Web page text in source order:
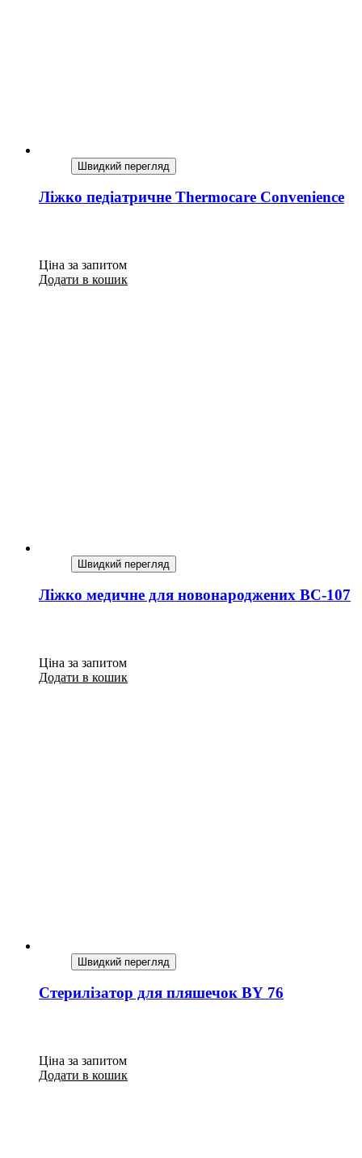
Швидкий перегляд
Ліжко педіатричне Thermocare Convenience
Ціна за запитом
Додати в кошик
Швидкий перегляд
Ліжко медичне для новонароджених BC-107
Ціна за запитом
Додати в кошик
Швидкий перегляд
Стерилізатор для пляшечок BY 76
Ціна за запитом
Додати в кошик